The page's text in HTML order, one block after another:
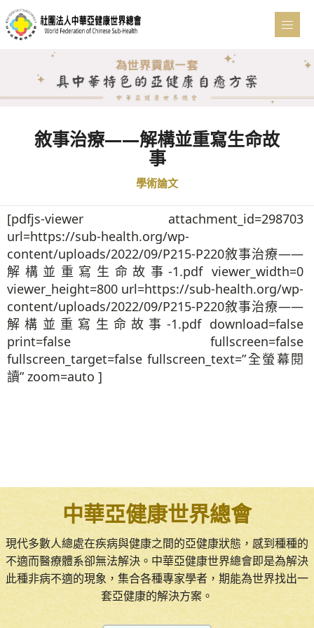
敘事治療——解構並重寫生命故
事
學術論文
[pdfjs-viewer attachment_id=298703
url=https://sub-health.org/wp-
content/uploads/2022/09/P215-P220敘事治療——
解構並重寫生命故事-1.pdf viewer_width=0
viewer_height=800 url=https://sub-health.org/wp-
content/uploads/2022/09/P215-P220敘事治療——
解構並重寫生命故事-1.pdf download=false
print=false fullscreen=false
fullscreen_target=false fullscreen_text=”全螢幕閱
讀” zoom=auto ]
中華亞健康世界總會
現代多數人總處在疾病與健康之間的亞健康狀態，感到種種的
不適而醫療體系卻無法解決。中華亞健康世界總會即是為解決
此種非病不適的現象，集合各種專家學者，期能為世界找出一
套亞健康的解決方案。